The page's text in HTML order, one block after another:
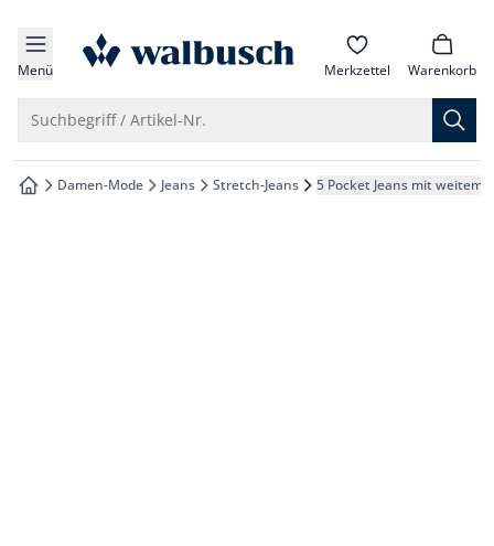
springen
springen
springen
springen
Menü zur Startseite Merkzettel Warenkorb
Suchbegriff / Artikel-Nr.
zur Startseite
Damen-Mode Jeans Stretch-Jeans 5 Pocket Jeans mit weitem